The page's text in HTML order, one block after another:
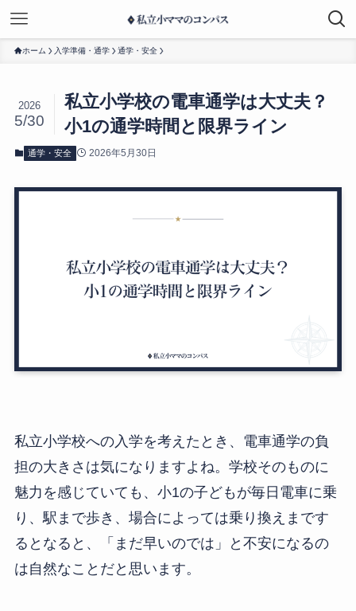
ホーム 入学準備・通学 通学・安全
私立小学校の電車通学は大丈夫？
小1の通学時間と限界ライン
2026
5/30
通学・安全 2026年5月30日
私立小学校への入学を考えたとき、電車通学の負
担の大きさは気になりますよね。学校そのものに
魅力を感じていても、小1の子どもが毎日電車に乗
り、駅まで歩き、場合によっては乗り換えまです
るとなると、「まだ早いのでは」と不安になるの
は自然なことだと思います。